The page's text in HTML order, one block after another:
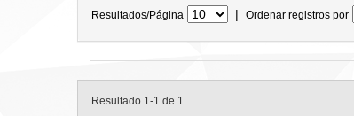
Resultados/Página | Ordenar registros por
Resultado 1-1 de 1.